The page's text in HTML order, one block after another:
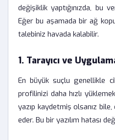
değişiklik yaptığınızda, bu
Eğer bu aşamada bir ağ
talebiniz havada kalabilir.
1. Tarayıcı ve
En büyük suçlu genellikle
profilinizi daha hızlı
yazıp kaydetmiş olsanız
eder. Bu bir yazılım hatası